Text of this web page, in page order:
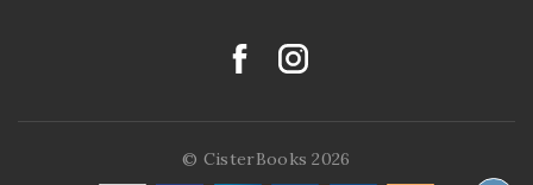
© CisterBooks 2026